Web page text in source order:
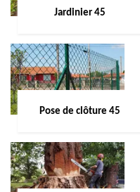
Jardinier 45
Pose de clôture 45